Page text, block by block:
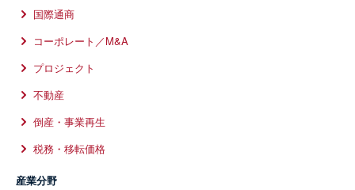
国際通商
コーポレート／M&A
プロジェクト
不動産
倒産・事業再生
税務・移転価格
産業分野